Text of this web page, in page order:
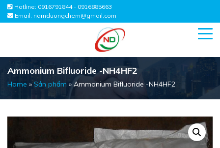
Hotline: 0916791844 - 0916885663
Email: namduongchem@gmail.com
Ammonium Bifluoride -NH4HF2
Home »Sản phẩm »Ammonium Bifluoride -NH4HF2